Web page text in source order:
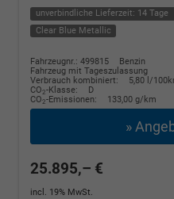
unverbindliche Lieferzeit: 14 Tage
Clear Blue Metallic
Fahrzeugnr.: 499815
Benzin
Fahrzeug mit Tageszulassung
Verbrauch kombiniert:
5,80 l/
CO2-Klasse:
D
CO2-Emissionen: 133,00 g/km
»
25.895,– €
incl. 19% MwSt.